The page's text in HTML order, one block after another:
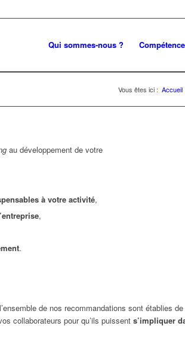
Qui sommes-nous ?
Vous êtes ici : Accueil
au développement de votre
à votre activité,
,
.
de nos recommandations sont établies de
collaborateurs pour qu’ils puissent s’impliquer